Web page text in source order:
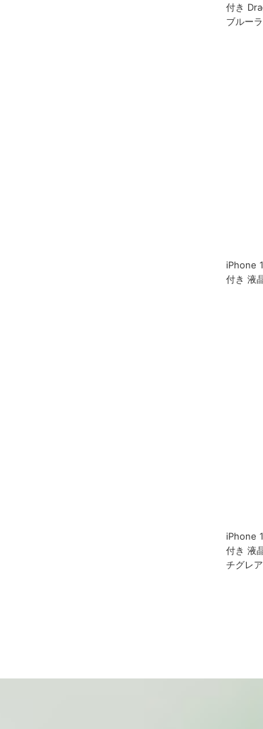
付き
ブルー
iPhone
付き 液
iPhone
付き 液
チグレア